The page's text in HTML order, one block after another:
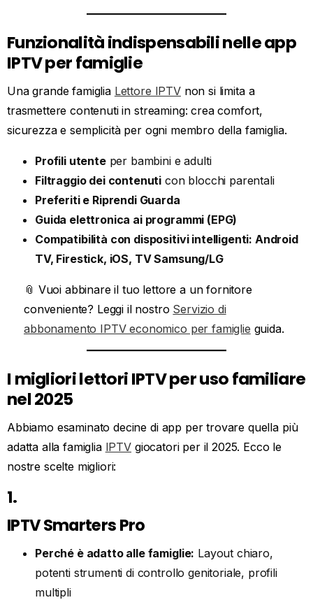
Funzionalità indispensabili nelle app
IPTV per famiglie
Una grande famiglia Lettore IPTVnon si limita a
trasmettere contenuti in streaming: crea comfort,
sicurezza e semplicità per ogni membro della famiglia.
Profili utenteper bambini e adulti
Filtraggio dei contenuti con blocchi parentali
Preferiti e Riprendi Guarda
Guida elettronica ai programmi (EPG)
Compatibilità con dispositivi intelligenti: Android
TV, Firestick, iOS, TV Samsung/LG
📎 Vuoi abbinare il tuo lettore a un fornitore
conveniente? Leggi il nostro Servizio di
abbonamento IPTV economico per famiglie guida.
I migliori lettori IPTV per uso familiare
nel 2025
Abbiamo esaminato decine di app per trovare quella più
adatta alla famiglia IPTV giocatori per il 2025. Ecco le
nostre scelte migliori:
1.
IPTV Smarters Pro
Perché è adatto alle famiglie: Layout chiaro,
potenti strumenti di controllo genitoriale, profili
multipli